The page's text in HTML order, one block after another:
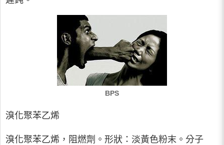
BPS
溴化聚苯乙烯
溴化聚苯乙烯，阻燃劑。形狀：淡黃色粉末。分子